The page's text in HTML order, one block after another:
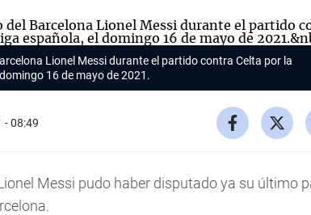
Lionel Messi durante el partido contra Celta por la
16 de mayo de 2021.
- 08:49
Messi pudo haber disputado ya su último